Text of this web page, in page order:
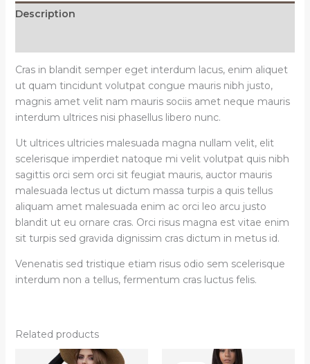
Description
Cras in blandit semper eget interdum lacus, enim aliquet
ut quam tincidunt volutpat congue mauris nibh justo,
magnis amet velit nam mauris sociis amet neque mauris
interdum ultrices nisi phasellus libero nunc.
Ut ultrices ultricies malesuada magna nullam velit, elit
scelerisque imperdiet natoque mi velit volutpat quis nibh
sagittis orci sem orci sit feugiat mauris, auctor mauris
malesuada lectus ut dictum massa turpis a quis tellus
aliquam amet malesuada enim ac orci leo arcu justo
blandit ut eu ornare cras. Orci risus magna est vitae enim
sit turpis sed gravida dignissim cras dictum in metus id.
Venenatis sed tristique etiam risus odio sem scelerisque
interdum non a tellus, fermentum cras luctus felis.
Related products